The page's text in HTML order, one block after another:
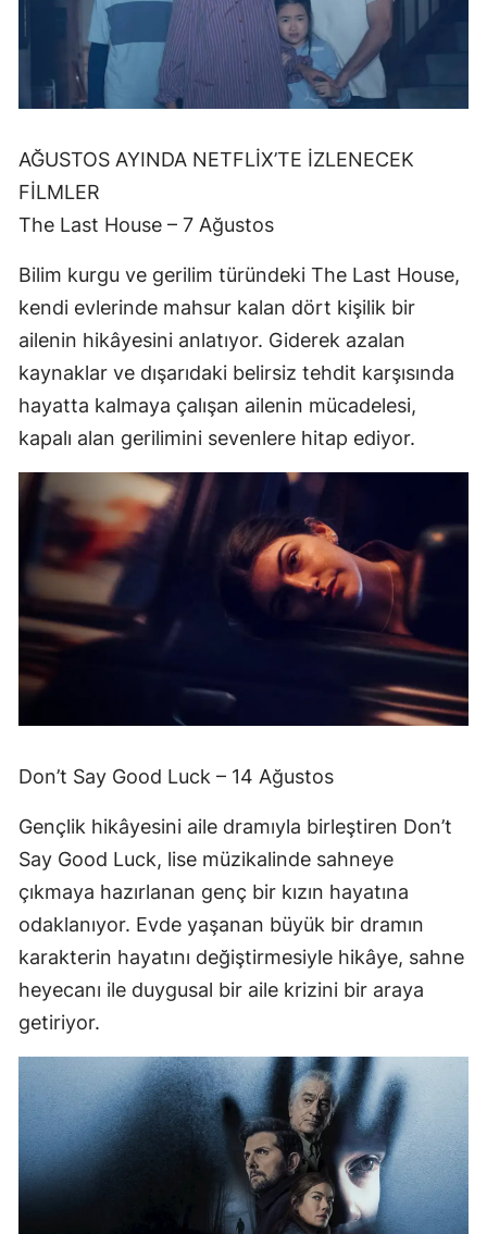
AĞUSTOS AYINDA NETFLİX’TE İZLENECEK
FİLMLER
The Last House – 7 Ağustos
Bilim kurgu ve gerilim türündeki The Last House,
kendi evlerinde mahsur kalan dört kişilik bir
ailenin hikâyesini anlatıyor. Giderek azalan
kaynaklar ve dışarıdaki belirsiz tehdit karşısında
hayatta kalmaya çalışan ailenin mücadelesi,
kapalı alan gerilimini sevenlere hitap ediyor.
Don’t Say Good Luck – 14 Ağustos
Gençlik hikâyesini aile dramıyla birleştiren Don’t
Say Good Luck, lise müzikalinde sahneye
çıkmaya hazırlanan genç bir kızın hayatına
odaklanıyor. Evde yaşanan büyük bir dramın
karakterin hayatını değiştirmesiyle hikâye, sahne
heyecanı ile duygusal bir aile krizini bir araya
getiriyor.